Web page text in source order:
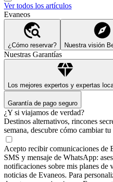
Ver todos los artículos
Evaneos
¿Cómo reservar? Nuestra visión
Nuestras Garantías
Los mejores expertos y expertas
Garantía de pago seguro
¿Y si viajamos de verdad?
Destinos alternativos, rincones
semana, descubre cómo cambiar
Acepto recibir comunicaciones de
SMS y mensaje de WhatsApp:
notificaciones sobre mis planes de
noticias de Evaneos. Para